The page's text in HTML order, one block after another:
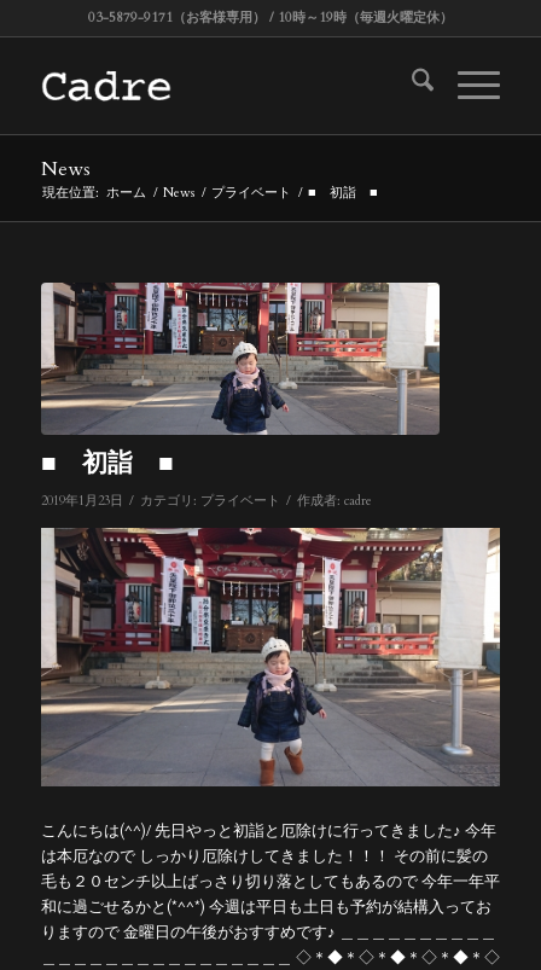
03-5879-9171（お客様専用） / 10時～19時（毎週火曜定休）
News
現在位置: ホーム / News / プライベート / ■ 初詣 ■
■ 初詣 ■
2019年1月23日 / カテゴリ: プライベート / 作成者: cadre
こんにちは(^^)/ 先日やっと初詣と厄除けに行ってきました♪ 今年
は本厄なので しっかり厄除けしてきました！！！ その前に髪の
毛も２０センチ以上ばっさり切り落としてもあるので 今年一年平
和に過ごせるかと(*^^*) 今週は平日も土日も予約が結構入ってお
りますので 金曜日の午後がおすすめです♪ ＿＿＿＿＿＿＿＿＿＿
＿＿＿＿＿＿＿＿＿＿＿＿＿＿＿＿ ◇＊◆＊◇＊◆＊◇＊◆＊◇